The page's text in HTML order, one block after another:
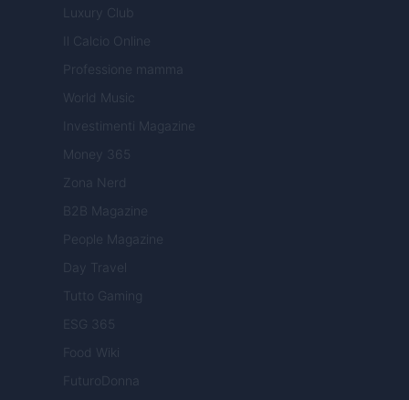
Luxury Club
Il Calcio Online
Professione mamma
World Music
Investimenti Magazine
Money 365
Zona Nerd
B2B Magazine
People Magazine
Day Travel
Tutto Gaming
ESG 365
Food Wiki
FuturoDonna